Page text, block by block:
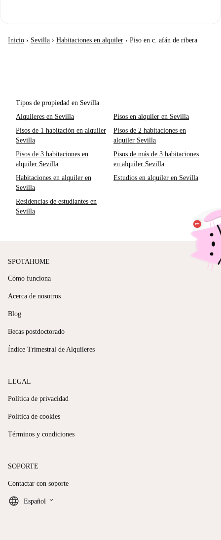
Inicio › Sevilla › Habitaciones en alquiler › Piso en c. afán de ribera
Tipos de propiedad en Sevilla
Alquileres en Sevilla
Pisos en alquiler en Sevilla
Pisos de 1 habitación en alquiler
Sevilla
Pisos de 2 habitaciones en
alquiler Sevilla
Pisos de 3 habitaciones en
alquiler Sevilla
Pisos de más de 3 habitaciones
en alquiler Sevilla
Habitaciones en alquiler en
Sevilla
Estudios en alquiler en Sevilla
Residencias de estudiantes en
Sevilla
SPOTAHOME
Cómo funciona
Acerca de nosotros
Blog
Becas postdoctorado
Índice Trimestral de Alquileres
LEGAL
Política de privacidad
Política de cookies
Términos y condiciones
SOPORTE
Contactar con soporte
Español keyboard_arrow_down